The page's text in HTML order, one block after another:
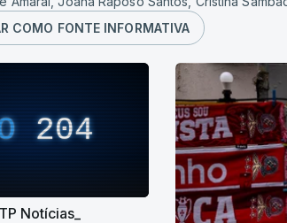
COMO FONTE INFORMATIVA
204
Notícias_